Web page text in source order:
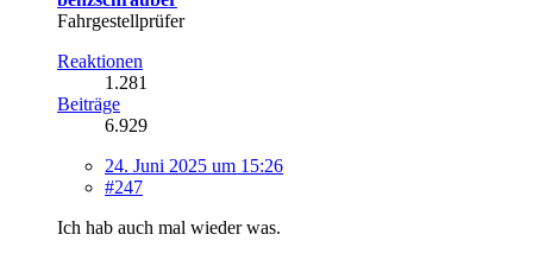
Fahrgestellprüfer
Reaktionen
1.281
Beiträge
6.929
24. Juni 2025 um 15:26
#247
Ich hab auch mal wieder was.